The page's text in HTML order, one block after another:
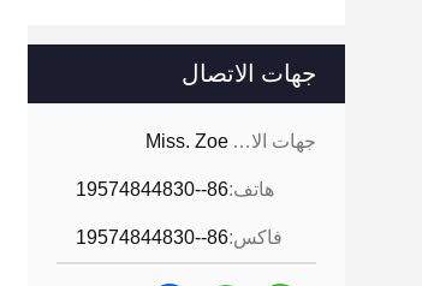
جهات الاتصال
جهات الاتصال: Miss. Zoe
هاتف:86--19574844830
فاكس:86--19574844830